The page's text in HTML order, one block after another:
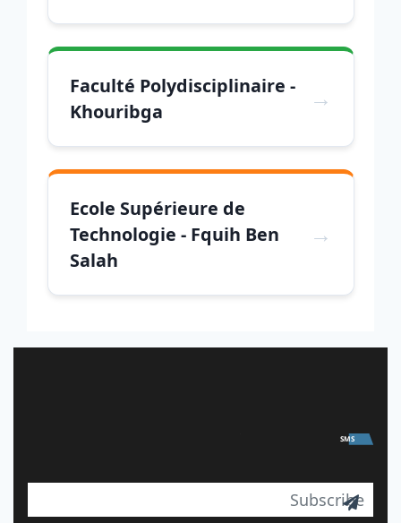
Faculté Polydisciplinaire -
Khouribga
Ecole Supérieure de
Technologie - Fquih Ben
Salah
SMS
